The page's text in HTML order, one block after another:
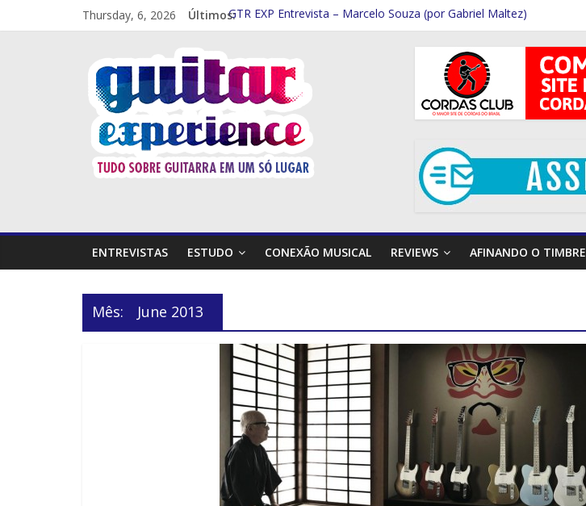
Thursday, 6, 2026 Últimos:GTR EXP Entrevista – Marcelo Souza (por Gabriel Maltez)
GTR EXP – Entrevista Rod Rodrigues (Por Rafael Ferraz)
GTR EXP Entrevista – Mithi Garcia (Por Rafael Ferraz)
Entrevista – Kiko Shred (Por Gabriel Maltez)
Entrevista Frank Solari (por Gabriel Maltez)
ENTREVISTAS ESTUDO CONEXÃO MUSICAL REVIEWS AFINANDO O TIMBRE
Mês: June 2013